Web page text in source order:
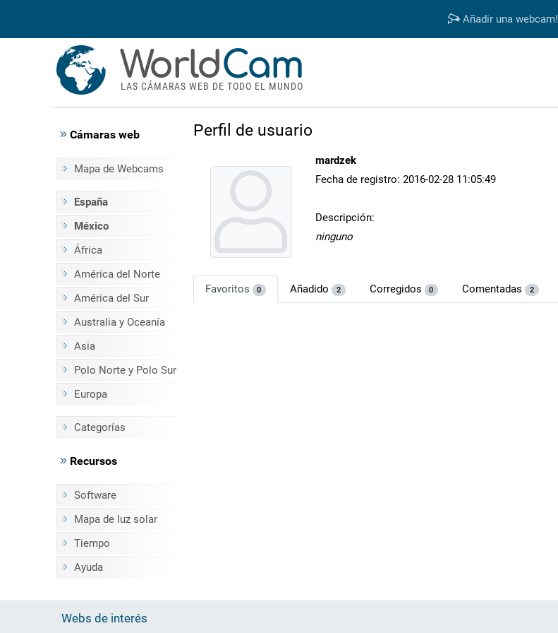
Añadir una webcam!
WorldCam
LAS CÁMARAS WEB DE TODO EL MUNDO
Cámaras web
Mapa de Webcams
España
México
África
América del Norte
América del Sur
Australia y Oceanía
Asia
Polo Norte y Polo Sur
Europa
Categorías
Recursos
Software
Mapa de luz solar
Tiempo
Ayuda
Perfil de usuario
mardzek
Fecha de registro: 2016-02-28 11:05:49
Descripción:
ninguno
Favoritos 0 Añadido 2 Corregidos 0 Comentadas 2
Webs de interés